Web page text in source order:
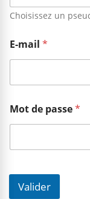
Choisissez un
E-mail *
Mot de passe*
Valider